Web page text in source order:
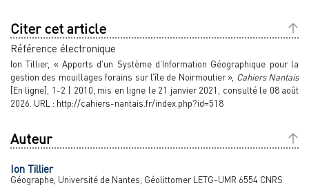
Citer cet article
Référence électronique
IonTillier, « Apports d’un Système d’Information Géographique pour la
gestion des mouillages forains sur l’île de Noirmoutier », Cahiers Nantais
[En ligne], 1-2 | 2010, mis en ligne le 21 janvier 2021, consulté le 08 août
2026. URL : http://cahiers-nantais.fr/index.php?id=518
Auteur
Ion Tillier
Géographe, Université de Nantes, Géolittomer LETG-UMR 6554 CNRS